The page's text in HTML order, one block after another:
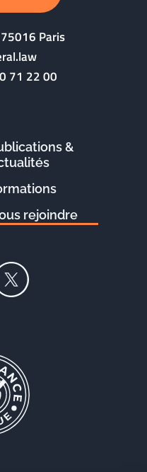
Paris
71 22 00
&
rejoindre